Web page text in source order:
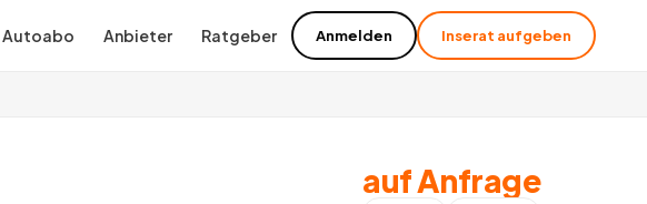
Autoabo Anbieter Ratgeber Anmelden Inserat aufgeben
auf Anfrage